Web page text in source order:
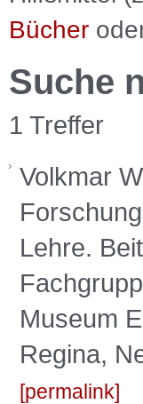
Bücher
Suche
1 Treffer
Volkmar
Lehre.
Museum
Regina,
permalink